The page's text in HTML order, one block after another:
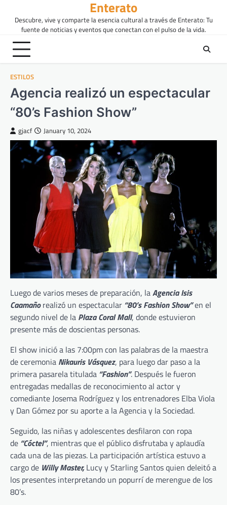
content
Enterato
Descubre, vive y comparte la esencia cultural a través de Enterato: Tu
fuente de noticias y eventos que conectan con el pulso de la vida.
ESTILOS
Agencia realizó un espectacular
“80’s Fashion Show”
gjacf January 10, 2024
Luego de varios meses de preparación, laAgencia Isis
Caamañorealizó un espectacular “80’s Fashion Show”en el
segundo nivel de la Plaza Coral Mall, donde estuvieron
presente más de doscientas personas.
El show inició a las 7:00pm con las palabras de la maestra
de ceremonia Nikauris Vásquez, para luego dar paso a la
primera pasarela titulada “Fashion”. Después le fueron
entregadas medallas de reconocimiento al actor y
comediante Josema Rodríguez y los entrenadores Elba Viola
y Dan Gómez por su aporte a la Agencia y la Sociedad.
Seguido, las niñas y adolescentes desfilaron con ropa
de “Cóctel”, mientras que el público disfrutaba y aplaudía
cada una de las piezas. La participación artística estuvo a
cargo de Willy Master, Lucy y Starling Santos quien deleitó a
los presentes interpretando un popurrí de merengue de los
80’s.